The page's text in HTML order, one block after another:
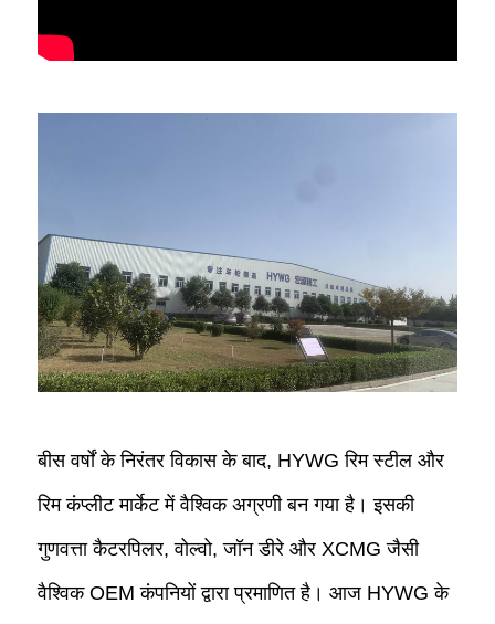
बीस वर्षों के निरंतर विकास के बाद, HYWG रिम स्टील और
रिम कंप्लीट मार्केट में वैश्विक अग्रणी बन गया है। इसकी
गुणवत्ता कैटरपिलर, वोल्वो, जॉन डीरे और XCMG जैसी
वैश्विक OEM कंपनियों द्वारा प्रमाणित है। आज HYWG के